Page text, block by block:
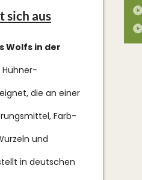
sich aus
Wolfs in der
Hühner-
die an einer
Farb-
und
in deutschen